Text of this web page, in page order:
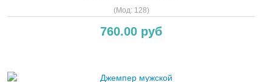
(Мод: 128)
760.00 руб